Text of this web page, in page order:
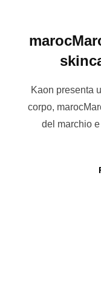
Kaon presenta
corpo,
del marchio